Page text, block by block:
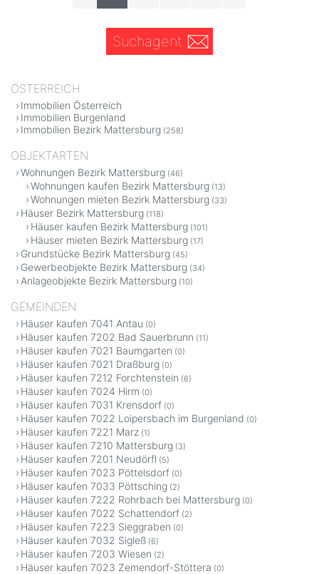
Suchagent
ÖSTERREICH
Immobilien Österreich
Immobilien Burgenland
Immobilien Bezirk Mattersburg (258)
OBJEKTARTEN
Wohnungen Bezirk Mattersburg (46)
Wohnungen kaufen Bezirk Mattersburg (13)
Wohnungen mieten Bezirk Mattersburg (33)
Häuser Bezirk Mattersburg (118)
Häuser kaufen Bezirk Mattersburg (101)
Häuser mieten Bezirk Mattersburg (17)
Grundstücke Bezirk Mattersburg (45)
Gewerbeobjekte Bezirk Mattersburg (34)
Anlageobjekte Bezirk Mattersburg (10)
GEMEINDEN
Häuser kaufen 7041 Antau (0)
Häuser kaufen 7202 Bad Sauerbrunn (11)
Häuser kaufen 7021 Baumgarten (0)
Häuser kaufen 7021 Draßburg (0)
Häuser kaufen 7212 Forchtenstein (6)
Häuser kaufen 7024 Hirm (0)
Häuser kaufen 7031 Krensdorf (0)
Häuser kaufen 7022 Loipersbach im Burgenland (0)
Häuser kaufen 7221 Marz (1)
Häuser kaufen 7210 Mattersburg (3)
Häuser kaufen 7201 Neudörfl (5)
Häuser kaufen 7023 Pöttelsdorf (0)
Häuser kaufen 7033 Pöttsching (2)
Häuser kaufen 7222 Rohrbach bei Mattersburg (0)
Häuser kaufen 7022 Schattendorf (2)
Häuser kaufen 7223 Sieggraben (0)
Häuser kaufen 7032 Sigleß (6)
Häuser kaufen 7203 Wiesen (2)
Häuser kaufen 7023 Zemendorf-Stöttera (0)